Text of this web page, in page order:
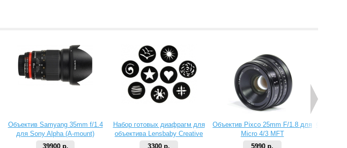
Объектив Samyang 35mm f/1.4
для Sony Alpha (A-mount)
39900 р.
Набор готовых диафрагм для
объектива Lensbaby Creative
Aperture Kit 2
3300 р.
Объектив Pixco 25mm F/1.8 для
Micro 4/3 MFT
5990 р.